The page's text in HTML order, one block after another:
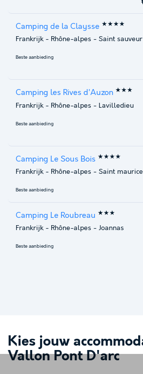
Camping de la Claysse ★★★★
Frankrijk - Rhône-alpes - Saint
Beste aanbieding
Camping les Rives d'Auzon ★★★
Frankrijk - Rhône-alpes - Lavilledieu
Beste aanbieding
Camping Le Sous Bois ★★★★
Frankrijk - Rhône-alpes - Saint
Beste aanbieding
Camping Le Roubreau ★★★
Frankrijk - Rhône-alpes - Joannas
Beste aanbieding
Kies jouw
Vallon Pont D'arc